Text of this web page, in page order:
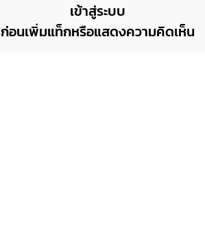
เข้าสู่ระบบ
ก่อนเพิ่มแท็กหรือแสดงความคิดเห็น